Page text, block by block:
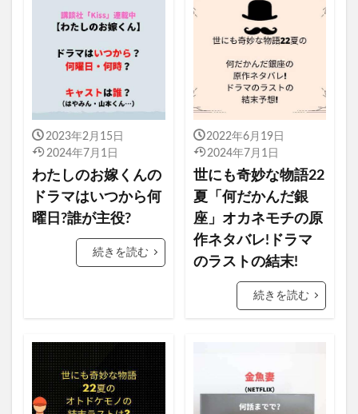
2023年2月15日
2024年7月1日
わたしのお嫁くんの
ドラマはいつから何
曜日?誰が主役?
続きを読む
2022年6月19日
2024年7月1日
世にも奇妙な物語22
夏「何だかんだ銀
座」オカネモチの原
作ネタバレ!ドラマ
のラストの結末!
続きを読む